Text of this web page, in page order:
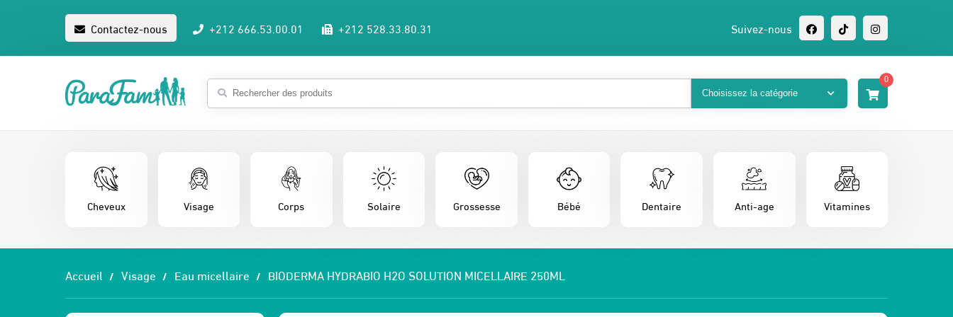
Contactez-nous +212 666.53.00.01 +212 528.33.80.31 Suivez-nous
0
Cheveux Visage Corps Solaire Grossesse Bébé Dentaire Anti-age Vitamines
Accueil Visage Eau micellaire BIODERMA HYDRABIO H2O SOLUTION MICELLAIRE 250ML